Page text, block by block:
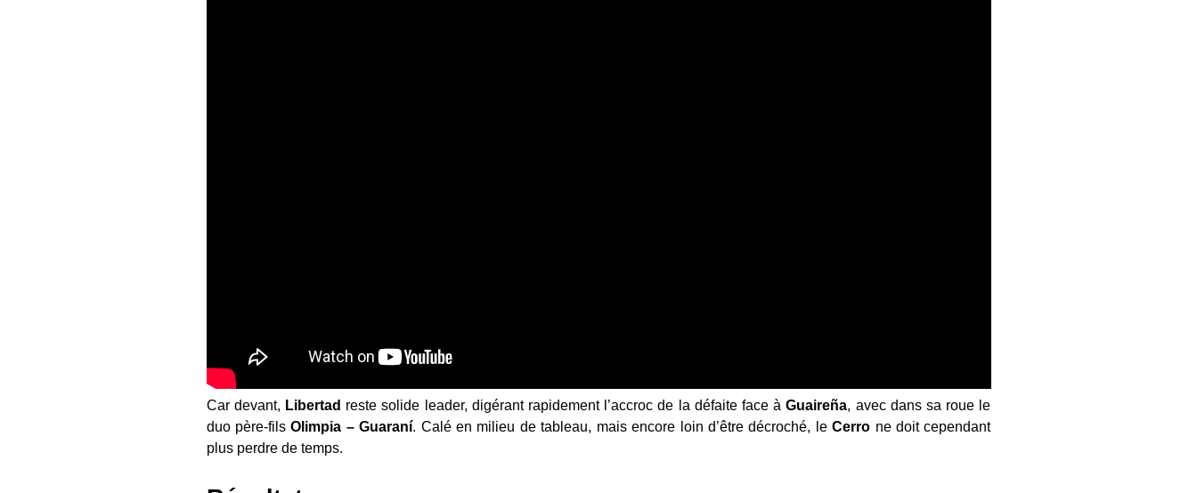
Car devant, Libertad reste solide leader, digérant rapidement l’accroc de la défaite face àGuaireña, avec dans sa roue le
duo père-filsOlimpia – Guaraní. Calé en milieu de tableau, mais encore loin d’être décroché, leCerro ne doit cependant
plus perdre de temps.